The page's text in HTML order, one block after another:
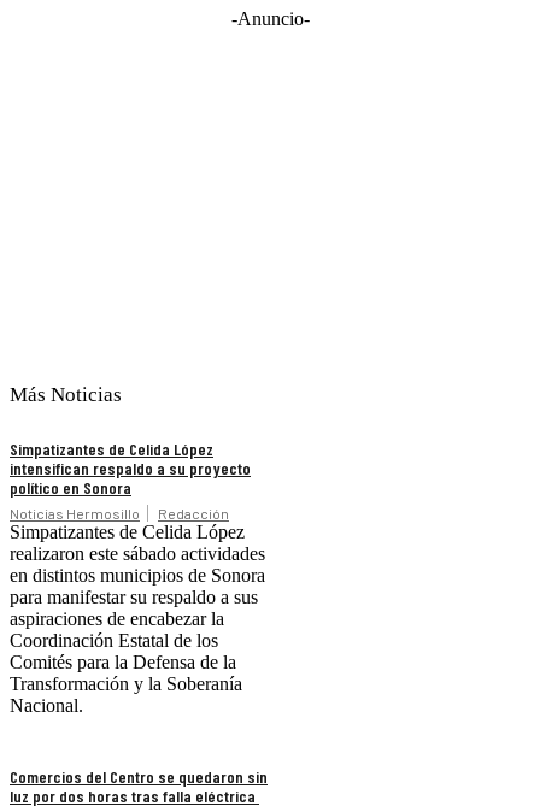
-Anuncio-
Más Noticias
Simpatizantes de Celida López
intensifican respaldo a su proyecto
político en Sonora
Noticias Hermosillo Redacción
Simpatizantes de Celida López
realizaron este sábado actividades
en distintos municipios de Sonora
para manifestar su respaldo a sus
aspiraciones de encabezar la
Coordinación Estatal de los
Comités para la Defensa de la
Transformación y la Soberanía
Nacional.
Comercios del Centro se quedaron sin
luz por dos horas tras falla eléctrica